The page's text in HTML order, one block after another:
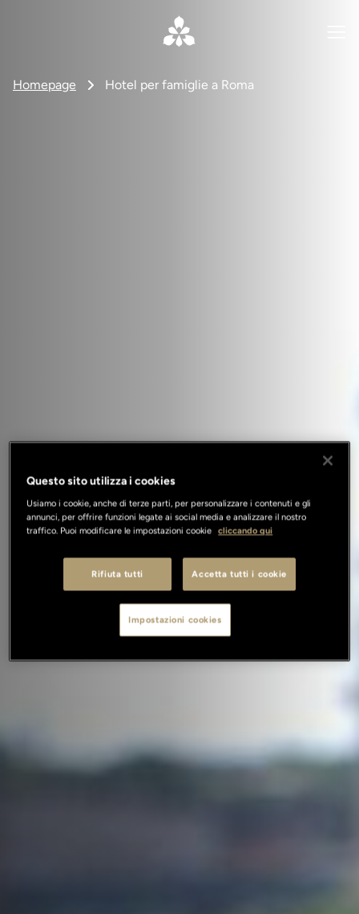
Homepage Hotel per famiglie a Roma
Questo sito utilizza i cookies
Usiamo i cookie, anche di terze parti, per personalizzare i contenuti e gli
annunci, per offrire funzioni legate ai social media e analizzare il nostro
traffico. Puoi modificare le impostazioni cookie cliccando qui
Rifiuta tutti Accetta tutti i cookie
Impostazioni cookies